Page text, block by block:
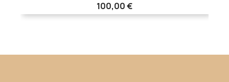
100,00 €